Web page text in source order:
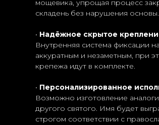
мощевика, упрощая процесс
складень без нарушения
• Надёжное скрытое
Внутренняя система фиксации
аккуратным и незаметным, при
крепежа идут в комплекте.
• Персонализированное
Возможно изготовление
другого святого. Имя будет
строгом соответствии с